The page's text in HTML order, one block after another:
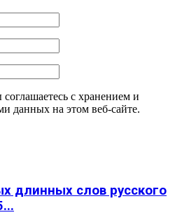
с хранением и
данных на этом веб-сайте.
длинных слов русского